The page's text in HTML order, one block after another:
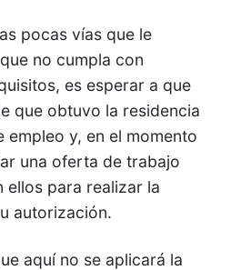
pocas vías que le
no cumpla con
es esperar a que
que obtuvo la residencia
empleo y, en el momento
una oferta de trabajo
ellos para realizar la
autorización.
aquí no se aplicará la